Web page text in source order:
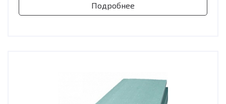
Подробнее